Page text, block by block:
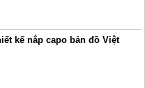
kế nắp capo bản đồ Việt